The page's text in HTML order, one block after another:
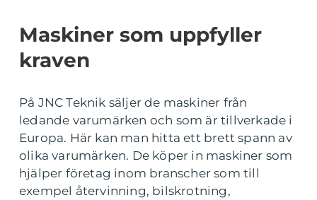
Maskiner som uppfyller
kraven
På JNC Teknik säljer de maskiner från
ledande varumärken och som är tillverkade i
Europa. Här kan man hitta ett brett spann av
olika varumärken. De köper in maskiner som
hjälper företag inom branscher som till
exempel återvinning, bilskrotning,